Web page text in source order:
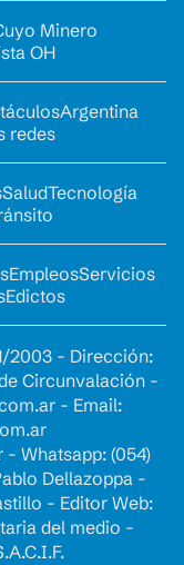
Minero
OH
Argentina
redes
SaludTecnología
EmpleosServicios
Edictos
2003 - Dirección:
Circunvalación -
- Email:
- Whatsapp: (054)
Dellazoppa -
- Editor Web:
del medio -